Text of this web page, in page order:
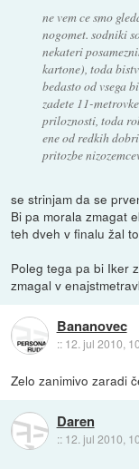
ne vem ce smo
nogomet. sodniki
nekateri
kartone), toda
bedasto od vsega
zadete 11-
priloznosti, toda
ene od redkih
pritozbe
se strinjam da se
Bi pa morala zmagat
teh dveh v finalu žal
Poleg tega pa bi Iker
zmagal v
Bananovec
:: 12. jul 2010,
Zelo zanimivo zaradi
Daren
:: 12. jul 2010,